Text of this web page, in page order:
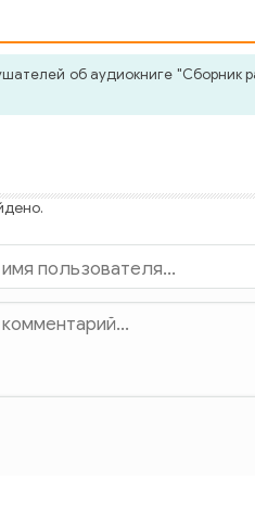
- Корневильские колокола
об аудиокниге "Сборник